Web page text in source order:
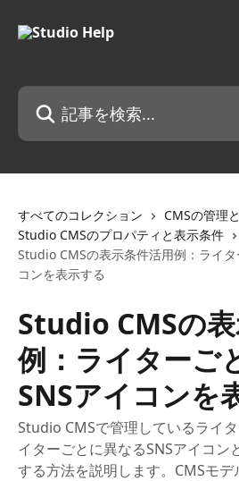
記事を検索...
すべてのコレクション
CMSの管理
Studio CMSのプロパティと表示条件
Studio CMSの表示条件活用例：ライ
コンを表示する
Studio CMSの
例：ライターご
SNSアイコンを
Studio CMSで管理しているライ
イターごとに異なるSNSアイコン
する方法を説明します。CMSモデ